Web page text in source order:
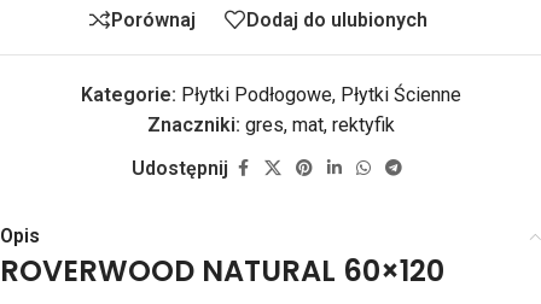
Porównaj Dodaj do ulubionych
Kategorie: Płytki Podłogowe, Płytki Ścienne
Znaczniki: gres, mat, rektyfik
Udostępnij
Opis
ROVERWOOD NATURAL 60×120